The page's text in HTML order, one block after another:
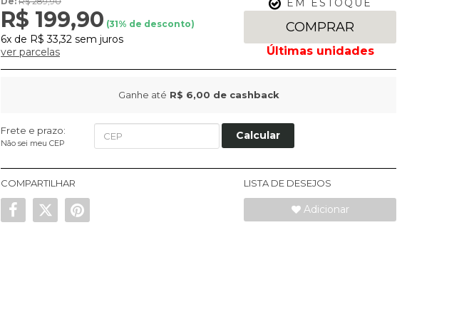
R$ 199,90 (31% de desconto)
6x de R$ 33,32 sem juros
ver parcelas
EM ESTOQUE
COMPRAR
Ganhe até R$ 6,00 de cashback
Frete e prazo:
Não sei meu CEP
Calcular
COMPARTILHAR LISTA DE DESEJOS
Adicionar